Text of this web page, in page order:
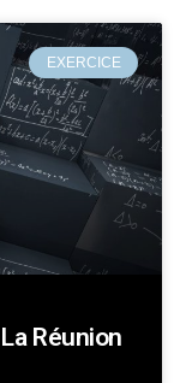
EXERCICE
Réunion